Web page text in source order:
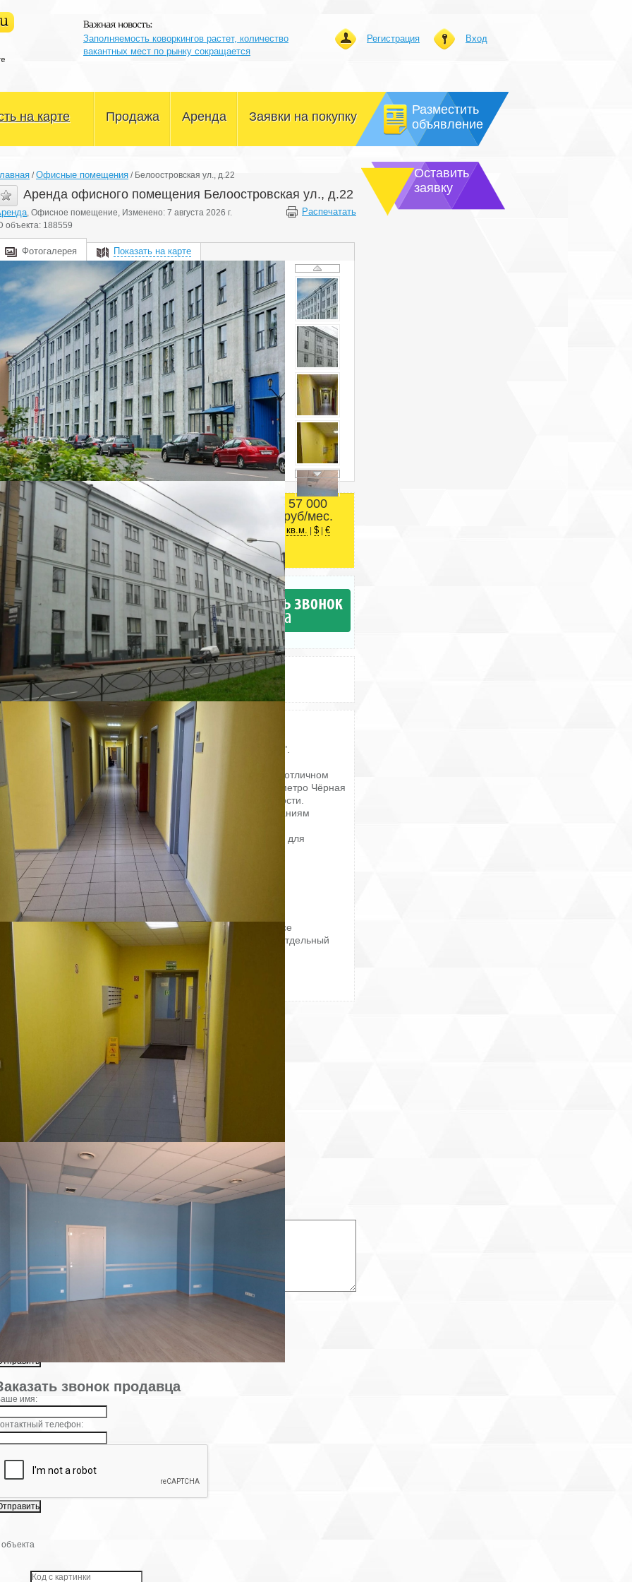
Заполняемость коворкингов растет, количество
вакантных мест по рынку сокращается
Вход
Регистрация
на карте Продажа
Склады и производство
Магазины и сфера услуг
Здания и участки
Другое
Аренда
Склады и производство
Магазины и сфера услуг
Здания и участки
Другое
Заявки на покупку
Разместить
объявление
/Офисные помещения / Белоостровская ул., д.22
Аренда офисного помещения Белоостровская ул., д.22
, Офисное помещение, Изменено: 7 августа 2026 г. Распечатать
объекта: 188559
Фотогалерея Показать на карте
Приморский район
ст.м. Черная речка
БЦ Черная Речка
Площадь
38 м
57 000
руб/мес.
кв.м. $| €
Электричество: есть
Отопление: есть
Канализация: есть
Этаж: 5
Этажей всего: 5
Снять, арендовать офисное помещение:
Предлагается в аренду офис в бизнес-центре "Черная речка".
ул. Белоостровская, 22
Бизнес-центр «Чёрная речка» предлагает в аренду офисы в отличном
состоянии. Удобное расположение в 12 минутах пешком от метро Чёрная
речка, в динамично развивающимся районе деловой активности.
Интерьер бизнес-центр отвечает всем современным требованиям
комфортного рабочего пространства.
В БЦ имеются все инженерные коммуникации, необходимые для
бесперебойного функционирования
выделенная электрическая мощность, ХВС, водоотведение.
Все офисы имеют системы кондиционирования.
Ремонт произведен в 2021 - 2022 годах.
Офис на 5-ом этаже.
Площадь -38 кв. м.
Стоимость 1500 руб. /кв. м в месяц. В стоимость включены все
коммунальные платежи за исключением уборки кабинетов (отдельный
договор с клининговой компанией).
Телекоммуникации - МегаФон (прямой договор).
Цена 57 000 рублей + 5% НДС. КУ включены
Без комиссии, от собственника.
Пожаловаться на объявление
Несуществующий объект
Неверная цена
Неверный адрес
Не дозвониться
Другая причина
Связаться с продавцом
Следить за объектом
с продавцом
*
звонок продавца
имя:
телефон:
Оставить
заявку